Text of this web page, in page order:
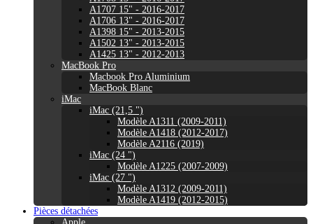
A1707 15" - 2016-2017
A1706 13" - 2016-2017
A1398 15" - 2013-2015
A1502 13" - 2013-2015
A1425 13" - 2012-2013
MacBook Pro
Macbook Pro Aluminium
MacBook Blanc
iMac
iMac (21,5 ")
Modèle A1311 (2009-2011)
Modèle A1418 (2012-2017)
Modèle A2116 (2019)
iMac (24 ")
Modèle A1225 (2007-2009)
iMac (27 ")
Modèle A1312 (2009-2011)
Modèle A1419 (2012-2015)
Pièces détachées